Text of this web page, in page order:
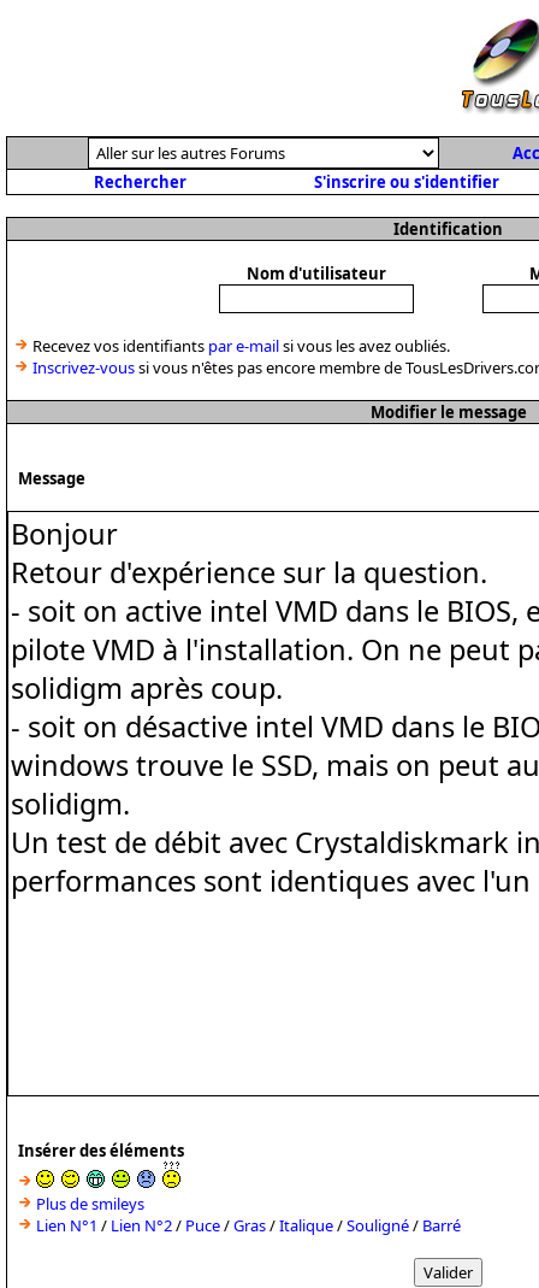
Rechercher
S'inscrire ou s'identifier
Identification
Nom d'utilisateur
Recevez vos identifiants par e-mailsi vous les avez oubliés.
Inscrivez-voussi vous n'êtes pas encore membre de
Modifier le message
Message
Insérer des éléments
Plus de smileys
Lien N°1 / Lien N°2/ Puce/Gras/Italique/Souligné/ Barré